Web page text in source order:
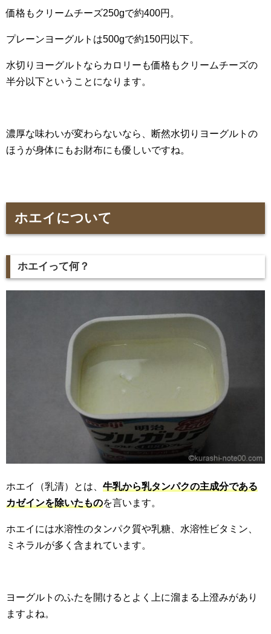
価格もクリームチーズ250gで約400円。
プレーンヨーグルトは500gで約150円以下。
水切りヨーグルトならカロリーも価格もクリームチーズの
半分以下ということになります。
濃厚な味わいが変わらないなら、断然水切りヨーグルトの
ほうが身体にもお財布にも優しいですね。
ホエイについて
ホエイって何？
ホエイ（乳清）とは、 牛乳から乳タンパクの主成分である
カゼインを除いたものを言います。
ホエイには水溶性のタンパク質や乳糖、水溶性ビタミン、
ミネラルが多く含まれています。
ヨーグルトのふたを開けるとよく上に溜まる上澄みがあり
ますよね。